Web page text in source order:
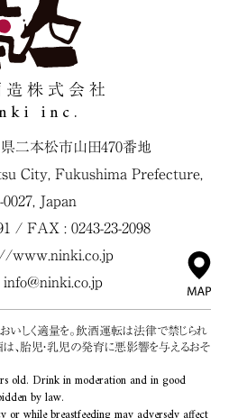
造株式会社
inc.
県二本松市山田470番地
City, Fukushima Prefecture,
0027, Japan
/ FAX : 0243-23-2098
www.ninki.co.jp
info@ninki.co.jp
いしく適量を。飲酒運転は法律で禁じられ
、胎児・乳児の発育に悪影響を与えるおそ
old. Drink in moderation and in good
by law.